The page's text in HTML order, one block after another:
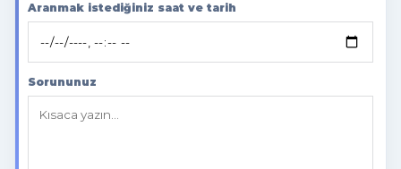
Aranmak istediğiniz saat ve tarih
Sorununuz